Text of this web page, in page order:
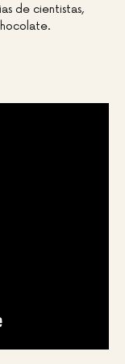
de cientistas,